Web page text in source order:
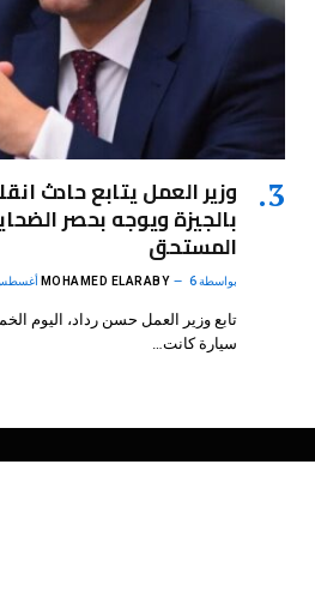
وزير العمل يتابع حادث
بالجيزة ويوجه بحصر
المستحق
بواسطة MOHAMED ELARABY 6 أغسطس، 2026
تابع وزير العمل حسن رداد، اليوم
سيارة كانت…